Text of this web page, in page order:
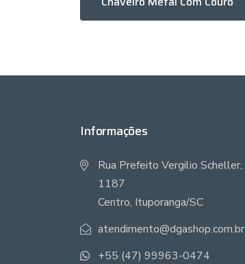
Informações
Rua Prefeito Vergilio Scheller,
1187
Centro, Ituporanga/SC
atendimento@dgashop.com.br
+55 (47) 99963-0474